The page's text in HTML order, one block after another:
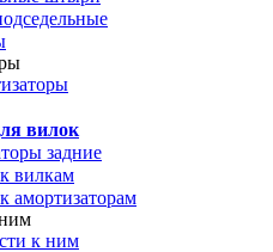
вилок
задние
вилкам
амортизаторам
к ним